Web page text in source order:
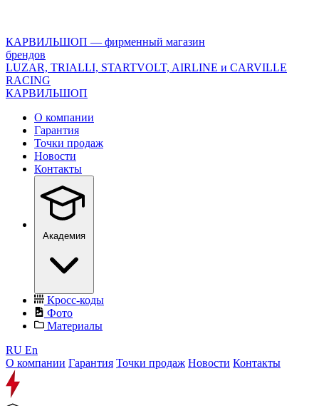
version="1.0"
encoding="utf-
8"?
>
КАРВИЛЬШОП — фирменный магазин
брендов
LUZAR, TRIALLI, STARTVOLT, AIRLINE и CARVILLE
RACING
КАРВИЛЬШОП
О компании
Гарантия
Точки продаж
Новости
Контакты
Академия
Кросс-коды
Фото
Материалы
RU En
О компании Гарантия Точки продаж Новости Контакты